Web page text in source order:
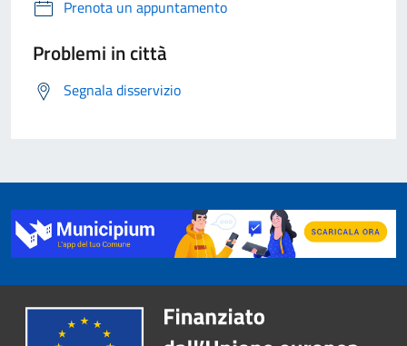
Prenota un appuntamento
Problemi in città
Segnala disservizio